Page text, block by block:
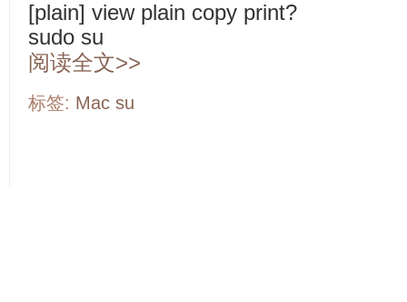
[plain] view plain copy print?
sudo su
阅读全文>>
标签: Mac su